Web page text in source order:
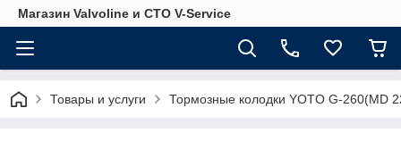
Магазин Valvoline и СТО V-Service
Товары и услуги Тормозные колодки YOTO G-260(MD